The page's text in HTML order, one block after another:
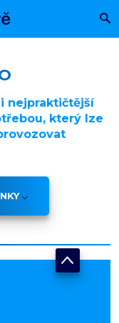
nejpraktičtější
který lze